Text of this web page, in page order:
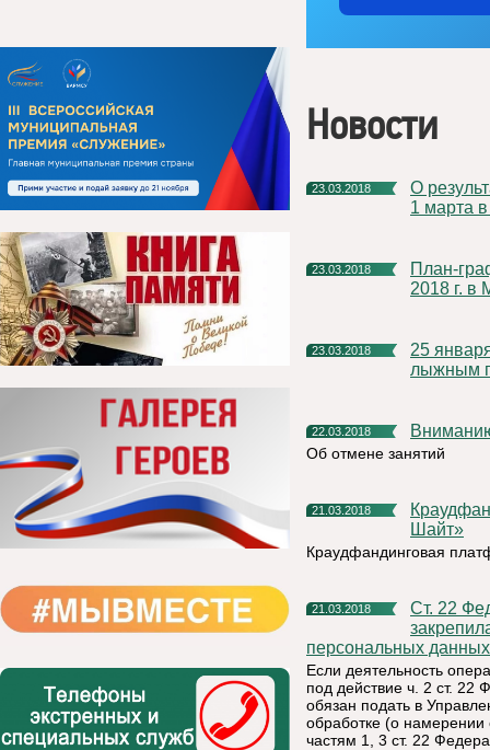
Новости
23.03.2018
О результатах единого «Дня консультаций», который прошел
1 марта
23.03.2018
План-график акции «День открытых дверей» с 1 по 30 апреля
2018 г. в
23.03.2018
25 января состоится первенство Княжпогостского района по
лыжным
22.03.2018
Об отмене занятий
21.03.2018
Краудфандинговая платформа Республики Коми «Зарни
Шайт»
Краудфандинговая
21.03.2018
Ст. 22 Федерального закона «О персональных данных»
персональных
Если деятельность
под действие ч. 2 ст. 22
обязан подать в
обработке (о намерении
частям 1, 3 ст. 22